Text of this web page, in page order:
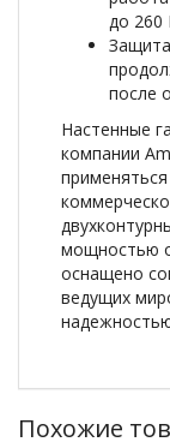
до 260
после
Настенные
компании
мощностью
оснащено
ведущих
Похожие